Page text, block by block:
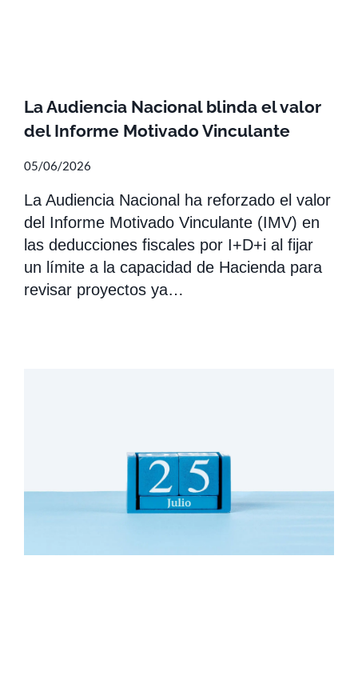
La Audiencia Nacional blinda el valor
del Informe Motivado Vinculante
05/06/2026
La Audiencia Nacional ha reforzado el valor
del Informe Motivado Vinculante (IMV) en
las deducciones fiscales por I+D+i al fijar
un límite a la capacidad de Hacienda para
revisar proyectos ya…